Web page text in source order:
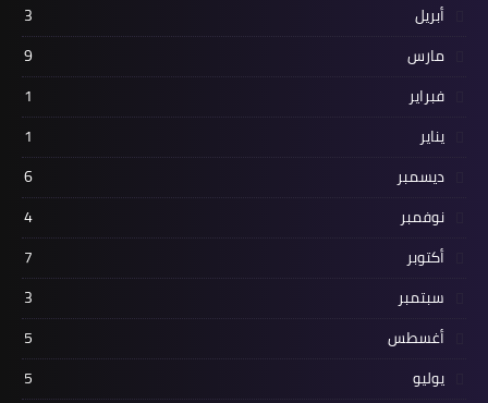
أبريل
3
مارس
9
فبراير
1
يناير
1
ديسمبر
6
نوفمبر
4
أكتوبر
7
سبتمبر
3
أغسطس
5
يوليو
5